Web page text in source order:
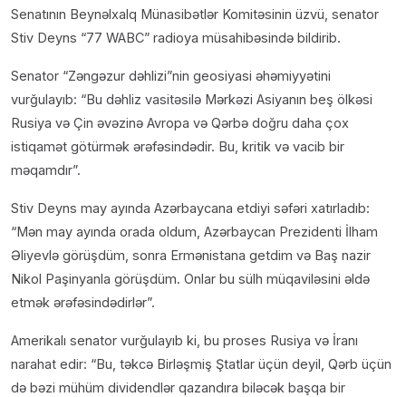
Senatının Beynəlxalq Münasibətlər Komitəsinin üzvü, senator
Stiv Deyns “77 WABC” radioya müsahibəsində bildirib.
Senator “Zəngəzur dəhlizi”nin geosiyasi əhəmiyyətini
vurğulayıb: “Bu dəhliz vasitəsilə Mərkəzi Asiyanın beş ölkəsi
Rusiya və Çin əvəzinə Avropa və Qərbə doğru daha çox
istiqamət götürmək ərəfəsindədir. Bu, kritik və vacib bir
məqamdır”.
Stiv Deyns may ayında Azərbaycana etdiyi səfəri xatırladıb:
“Mən may ayında orada oldum, Azərbaycan Prezidenti İlham
Əliyevlə görüşdüm, sonra Ermənistana getdim və Baş nazir
Nikol Paşinyanla görüşdüm. Onlar bu sülh müqaviləsini əldə
etmək ərəfəsindədirlər”.
Amerikalı senator vurğulayıb ki, bu proses Rusiya və İranı
narahat edir: “Bu, təkcə Birləşmiş Ştatlar üçün deyil, Qərb üçün
də bəzi mühüm dividendlər qazandıra biləcək başqa bir